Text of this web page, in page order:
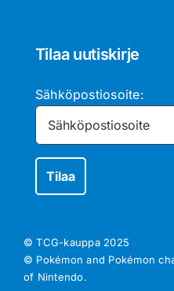
Tilaa uutiskirje
Sähköpostiosoite:
© TCG-kauppa 2025
© Pokémon and Pokémon
of Nintendo.